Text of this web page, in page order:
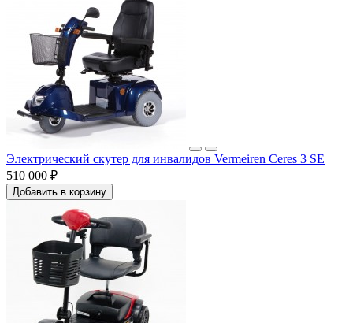
Электрический скутер для инвалидов Vermeiren Ceres 3 SE
510 000 ₽
Добавить в корзину